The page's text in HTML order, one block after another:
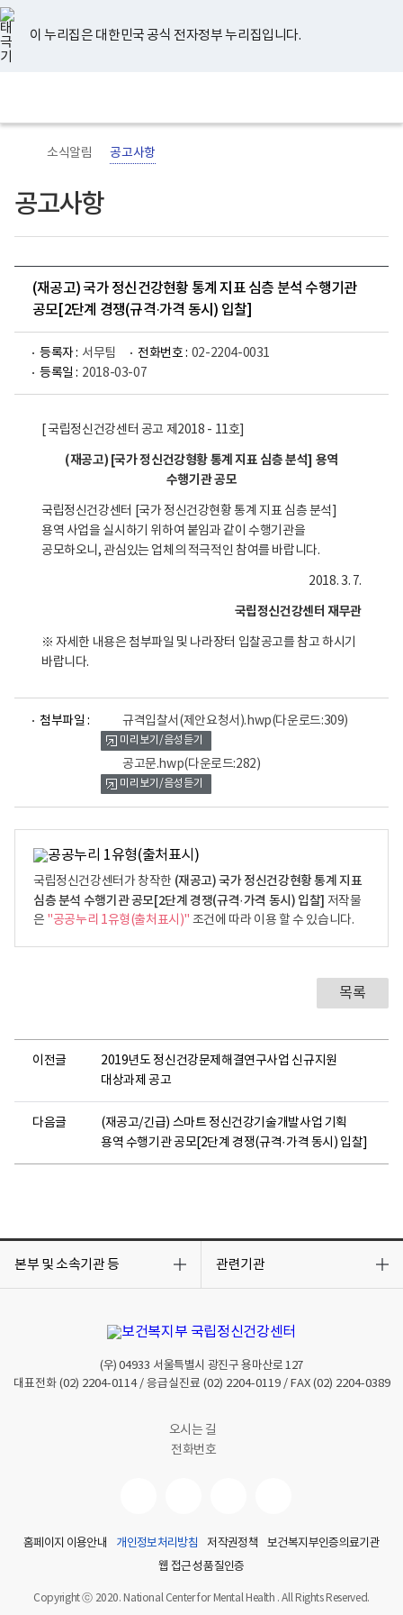
너
비
767px
이
하
이 누리집은 대한민국 공식 전자정부 누리집입니다.
지
검
메
홈
소식알림 공고사항
공고사항
(재공고) 국가 정신건강현황 통계 지표 심층 분석 수행기관
공모[2단계 경쟁(규격·가격 동시) 입찰]
등록자 : 서무팀 전화번호 : 02-2204-0031
등록일 : 2018-03-07
[ 국립정신건강센터 공고 제2018 - 11호]
(재공고) [국가 정신건강형황 통계 지표 심층 분석] 용역
수행기관 공모
국립정신건강센터 [국가 정신건강현황 통계 지표 심층 분석]
용역 사업을 실시하기 위하여 붙임과 같이 수행기관을
공모하오니, 관심있는 업체의 적극적인 참여를 바랍니다.
2018. 3. 7.
국립정신건강센터 재무관
※ 자세한 내용은 첨부파일 및 나라장터 입찰공고를 참고 하시기
바랍니다.
첨부파일 : 규격입찰서(제안요청서).hwp(다운로드:309)
미리보기/음성듣기
공고문.hwp(다운로드:282)
미리보기/음성듣기
국립정신건강센터가 창작한 (재공고) 국가 정신건강현황 통계 지표
심층 분석 수행기관 공모[2단계 경쟁(규격·가격 동시) 입찰] 저작물
은 "공공누리 1유형(출처표시)" 조건에 따라 이용 할 수 있습니다.
목록
이전글
2019년도 정신건강문제해결연구사업 신규지원
대상과제 공고
다음글
(재공고/긴급) 스마트 정신건강기술개발사업 기획
용역 수행기관 공모[2단계 경쟁(규격·가격 동시) 입찰]
본부 및 소속기관 등
기
관련기관
기
(우)04933 서울특별시 광진구 용마산로 127
대표전화 (02) 2204-0114/ 응급실진료 (02) 2204-0119/ FAX (02) 2204-0389
오시는 길
전화번호
유
튜
브
페
이
스
북
인
스
타
그
램
블
로
그
홈페이지 이용안내 개인정보처리방침 저작권정책
보건복지부인증의료기관
웹 접근성 품질인증
Copyright ⓒ 2020. National Center for Mental Health . All Rights Reserved.